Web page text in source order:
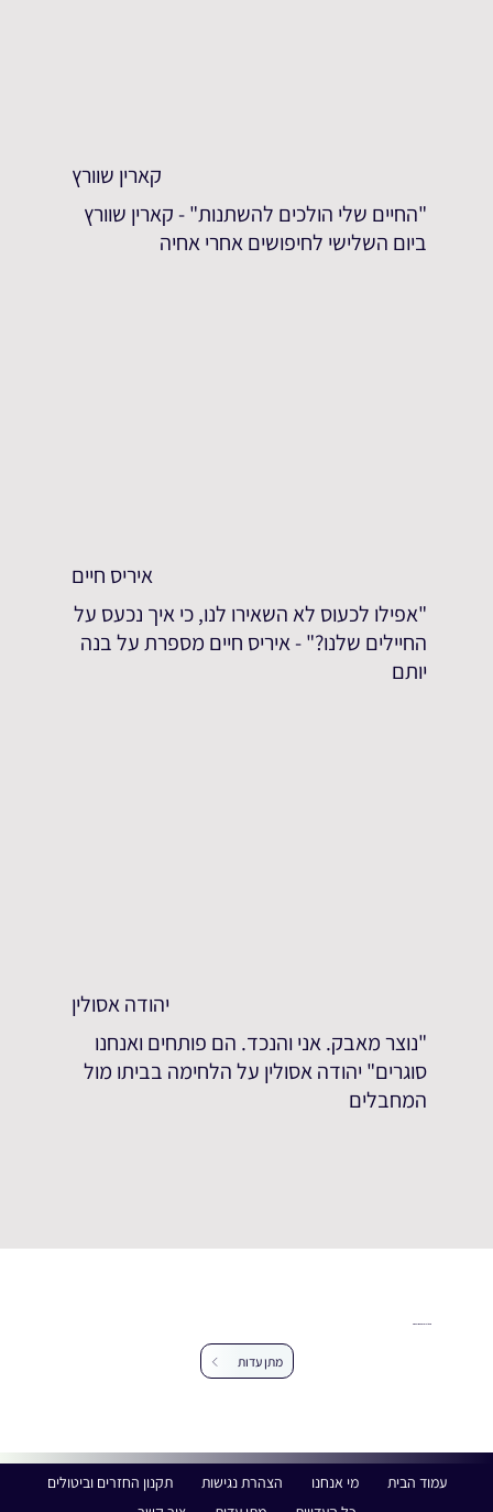
קארין שוורץ
"החיים שלי הולכים להשתנות" - קארין שוורץ
ביום השלישי לחיפושים אחרי אחיה
איריס חיים
"אפילו לכעוס לא השאירו לנו, כי איך נכעס על
החיילים שלנו?" - איריס חיים מספרת על בנה
יותם
יהודה אסולין
"נוצר מאבק. אני והנכד. הם פותחים ואנחנו
סוגרים" יהודה אסולין על הלחימה בביתו מול
המחבלים
מתן עדות
עמוד הבית מי אנחנו הצהרת נגישות
תקנון החזרים וביטולים